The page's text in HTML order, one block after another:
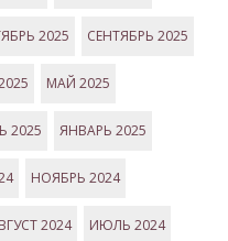
2025 СЕНТЯБРЬ 2025
МАЙ 2025
2025 ЯНВАРЬ 2025
НОЯБРЬ 2024
2024 ИЮЛЬ 2024